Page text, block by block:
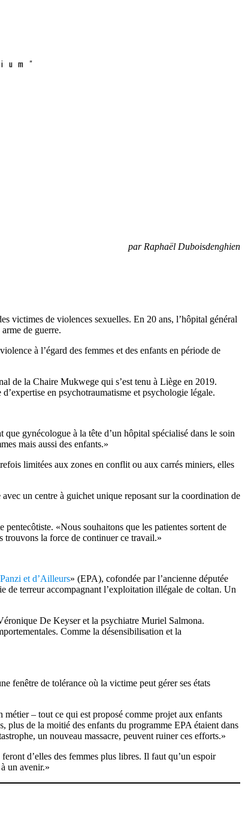
par Raphaël Duboisdenghien
victimes de violences sexuelles. En 20 ans, l’hôpital général
de guerre.
à l’égard des femmes et des enfants en période de
de la Chaire Mukwege qui s’est tenu à Liège en 2019.
en psychotraumatisme et psychologie légale.
gynécologue à la tête d’un hôpital spécialisé dans le soin
mais aussi des enfants.»
limitées aux zones en conflit ou aux carrés miniers, elles
un centre à guichet unique reposant sur la coordination de
«Nous souhaitons que les patientes sortent de
trouvons la force de continuer ce travail.»
et d’Ailleurs» (EPA), cofondée par l’ancienne députée
de terreur accompagnant l’exploitation illégale de coltan. Un
De Keyser et la psychiatre Muriel Salmona.
Comme la désensibilisation et la
fenêtre de tolérance où la victime peut gérer ses états
– tout ce qui est proposé comme projet aux enfants
plus de la moitié des enfants du programme EPA étaient dans
un nouveau massacre, peuvent ruiner ces efforts.»
d’elles des femmes plus libres. Il faut qu’un espoir
un avenir.»